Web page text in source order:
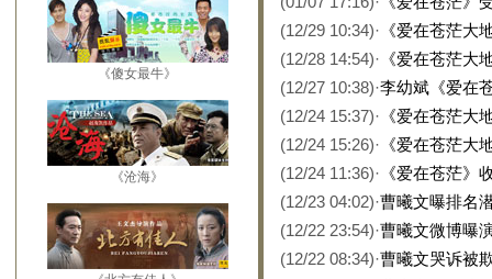
《傻女最牛》
《沧海》
(12/29 10:34)· 《爱在苍茫大
(12/28 14:54)· 《爱在苍茫大
(12/27 10:38)·李幼斌《爱在
(12/24 15:37)· 《爱在苍茫大
(12/24 15:26)· 《爱在苍茫大
(12/24 11:36)· 《爱在苍茫》
(12/23 04:02)·曹曦文曝排名
(12/22 23:54)·曹曦文微博曝
(12/22 08:34)·曹曦文哭诉被